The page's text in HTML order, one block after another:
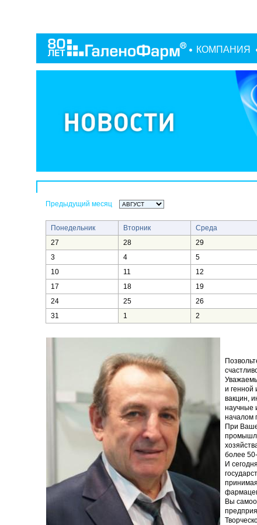
КОМПАНИЯ
Предыдущий месяц
Понедельник Вторник Среда
27
28 29
3
4 5
10
11 12
17
18 19
24
25 26
31
1 2
и генной
вакцин,
научные
началом
При
более
И
Вы